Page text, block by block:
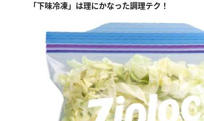
「下味冷凍」は理にかなった調理テク！